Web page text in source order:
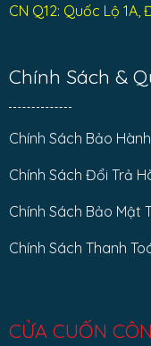
CN Q12: Quốc Lộ 1A,
Chính Sách &
Chính Sách Bảo Hành
Chính Sách Đổi Trả
Chính Sách Bảo Mật
Chính Sách Thanh
CỬA CUỐN